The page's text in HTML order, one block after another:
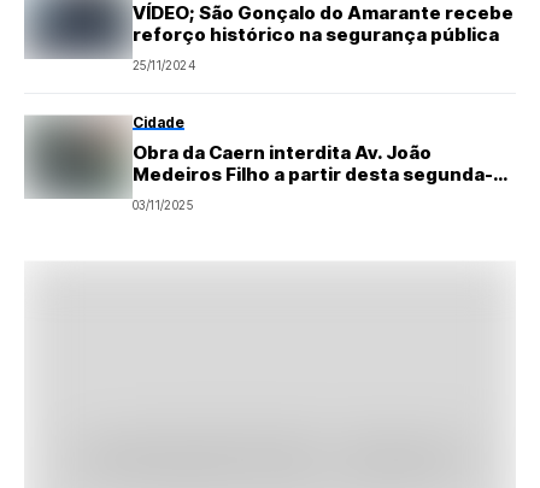
VÍDEO; São Gonçalo do Amarante recebe
reforço histórico na segurança pública
25/11/2024
Cidade
Obra da Caern interdita Av. João
Medeiros Filho a partir desta segunda-
feira
03/11/2025